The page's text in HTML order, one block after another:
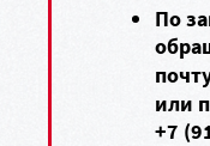
По
или
+7